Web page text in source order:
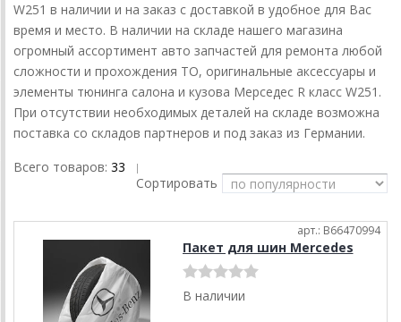
W251 в наличии и на заказ с доставкой в удобное для Вас
время и место. В наличии на складе нашего магазина
огромный ассортимент авто запчастей для ремонта любой
сложности и прохождения ТО, оригинальные аксессуары и
элементы тюнинга салона и кузова Мерседес R класс W251.
При отсутствии необходимых деталей на складе возможна
поставка со складов партнеров и под заказ из Германии.
Всего товаров: 33 |
Сортировать
арт.: B66470994
Пакет для шин Mercedes
В наличии